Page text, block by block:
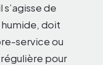
s’agisse de
doit
service ou
pour